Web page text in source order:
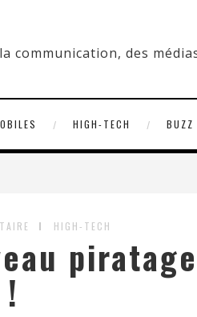
HIGH-TECH BUZZ
HIGH-TECH
piratage